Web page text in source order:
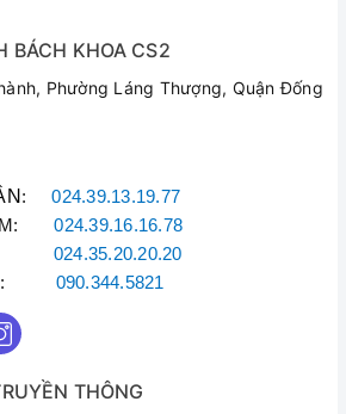
BÁCH KHOA CS2
Phường Láng Thượng, Quận Đống
:024.39.13.19.77
024.39.16.16.78
024.35.20.20.20
090.344.5821
THÔNG